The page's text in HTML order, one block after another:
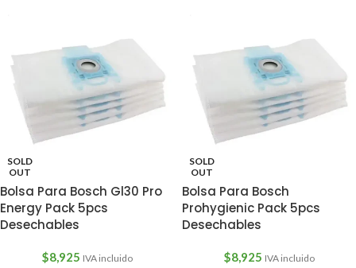
SOLD
OUT
Bolsa Para Bosch Gl30 Pro
Energy Pack 5pcs
Desechables
$8,925 IVA incluido
SOLD
OUT
Bolsa Para Bosch
Prohygienic Pack 5pcs
Desechables
$8,925 IVA incluido